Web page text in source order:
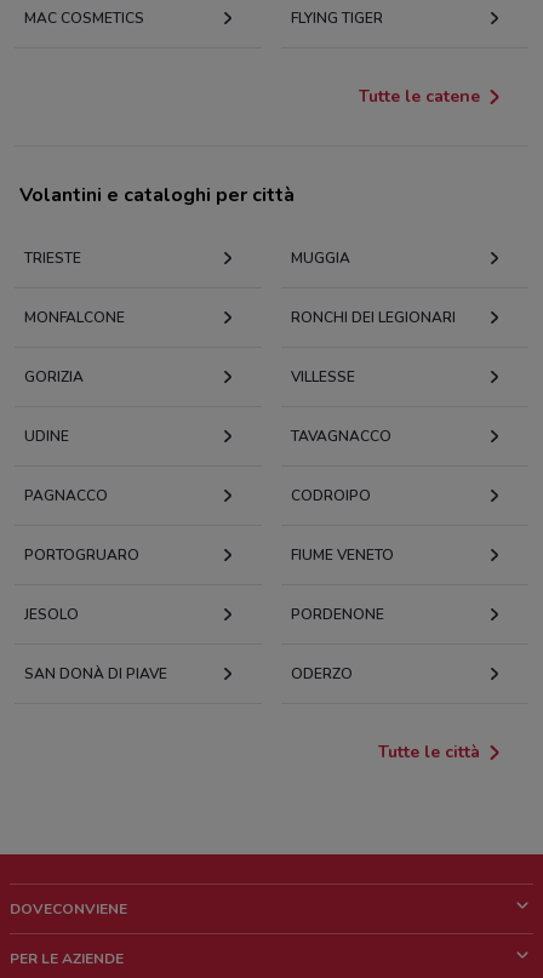
MAC COSMETICS FLYING TIGER
Tutte le catene
Volantini e cataloghi per città
TRIESTE MUGGIA
MONFALCONE RONCHI DEI LEGIONARI
GORIZIA VILLESSE
UDINE TAVAGNACCO
PAGNACCO CODROIPO
PORTOGRUARO FIUME VENETO
JESOLO PORDENONE
SAN DONÀ DI PIAVE ODERZO
Tutte le città
DOVECONVIENE
PER LE AZIENDE